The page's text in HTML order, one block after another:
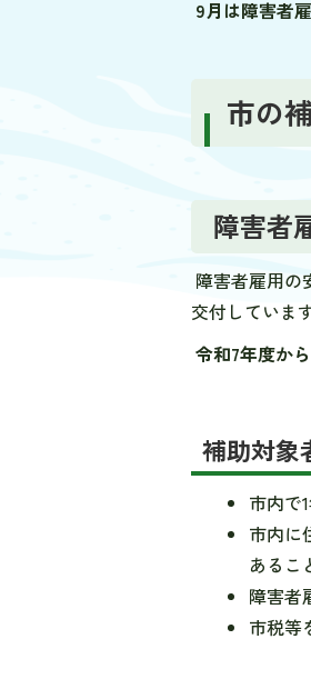
9月は障害者
市の
障害者
障害者雇用の
交付しています
令和7年度か
補助対象
市内で
市内に
あるこ
障害者
市税等